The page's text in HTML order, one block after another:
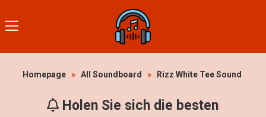
Homepage » All Soundboard » Rizz White Tee Sound
Holen Sie sich die besten